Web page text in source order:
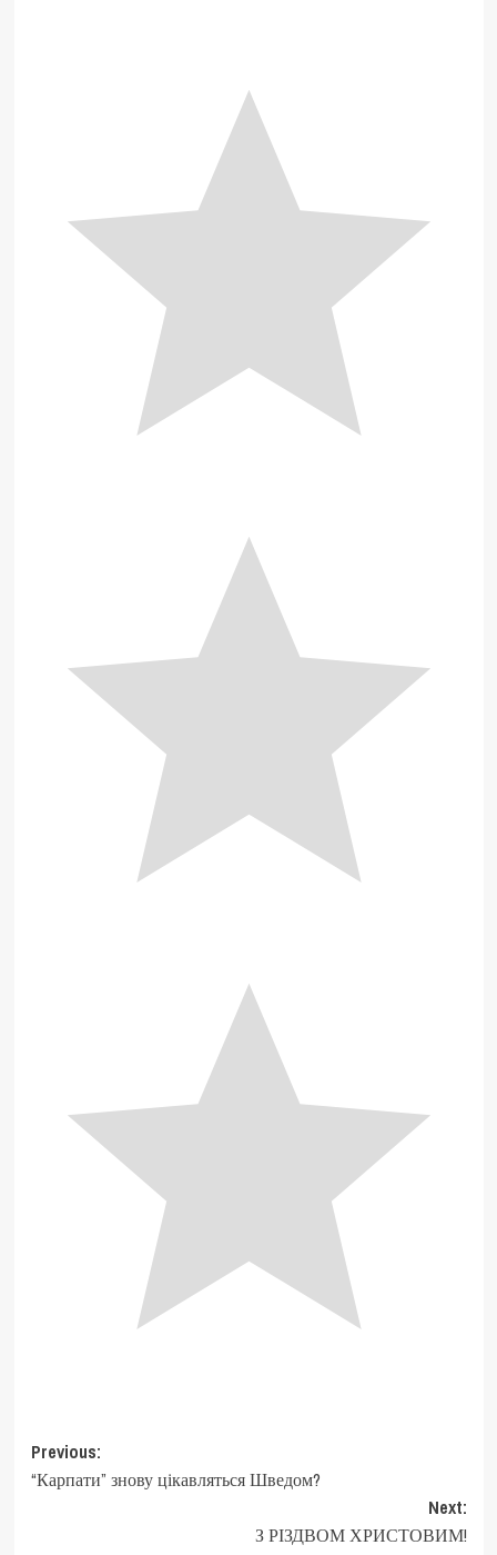
Post
navigation
Previous:
“Карпати” знову цікавляться Шведом?
Next:
З РІЗДВОМ ХРИСТОВИМ!